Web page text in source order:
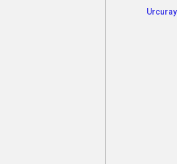
Urcuray